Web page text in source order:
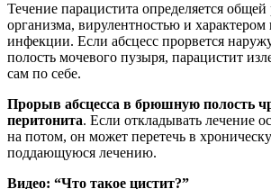
Течение парацистита определяется
организма, вирулентностью и характером
инфекции. Если абсцесс прорвется
полость мочевого пузыря, парацистит
сам по себе.
Прорыв абсцесса в брюшную полость
перитонита. Если откладывать лечение
на потом, он может перетечь в
поддающуюся лечению.
Видео: “Что такое цистит?”